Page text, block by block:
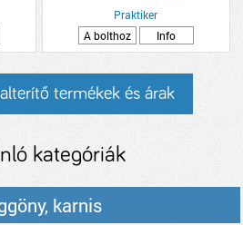
Praktiker
A bolthoz
Info
termékek és árak
kategóriák
karnis